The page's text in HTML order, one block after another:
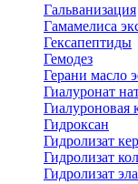
Гальванизация
Гамамелиса
Гексапептиды
Гемодез
Герани масло
Гиалуронат
Гиалуроновая
Гидроксан
Гидролизат
Гидролизат
Гидролизат